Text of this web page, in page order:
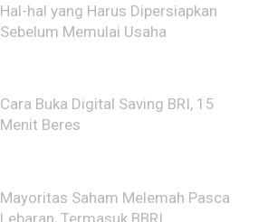
Hal-hal yang Harus Dipersiapkan
Sebelum Memulai Usaha
Cara Buka Digital Saving BRI, 15
Menit Beres
Mayoritas Saham Melemah Pasca